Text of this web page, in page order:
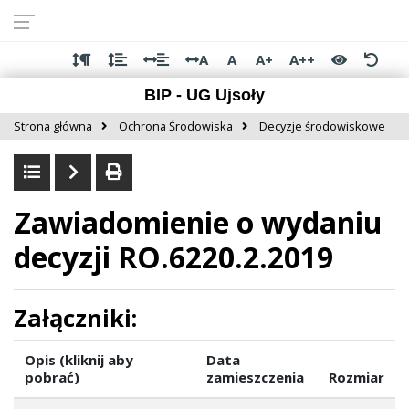
dostępności
głównej
treści
menu
stopki
A A A+
A++
BIP - UG Ujsoły
Strona główna Ochrona Środowiska Decyzje środowiskowe
Zawiadomienie o wydaniu
decyzji RO.6220.2.2019
Załączniki:
Opis (kliknij aby
pobrać)
Data
zamieszczenia
Rozmiar